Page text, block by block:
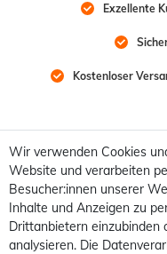
Exzellente
Kostenloser
Wir verwenden Cookies
Website und verarbeiten
Besucher:innen unserer
Inhalte und Anzeigen zu
Drittanbietern einzubinden
analysieren. Die